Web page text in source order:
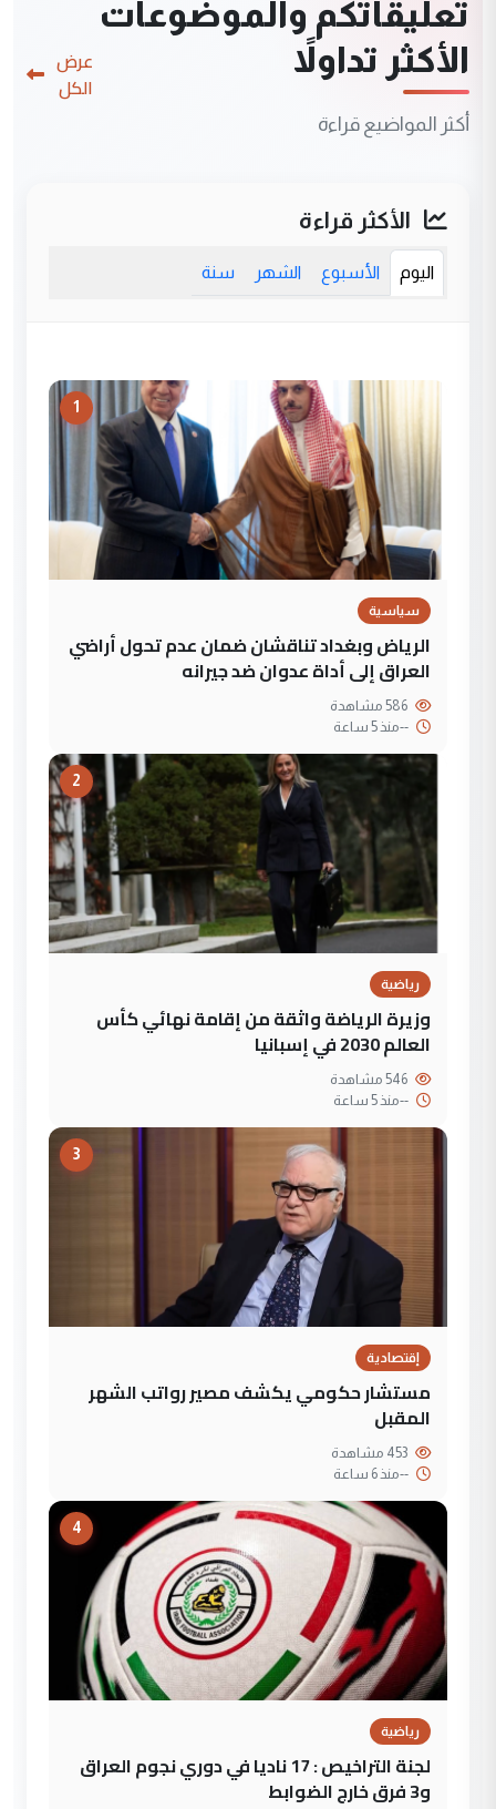
تعليقاتكم والموضوعات
الأكثر تداولاً
أكثر المواضيع قراءة
عرض
الكل
الأكثر قراءة
اليوم الأسبوع الشهر سنة
1
سياسية
الرياض وبغداد تناقشان ضمان عدم تحول أراضي
العراق إلى أداة عدوان ضد جيرانه
--منذ 5 ساعة
2
رياضية
وزيرة الرياضة واثقة من إقامة نهائي كأس
العالم 2030 في إسبانيا
--منذ 5 ساعة
3
إقتصادية
مستشار حكومي يكشف مصير رواتب الشهر
المقبل
--منذ 6 ساعة
4
رياضية
لجنة التراخيص : 17 ناديا في دوري نجوم العراق
و3 فرق خارج الضوابط